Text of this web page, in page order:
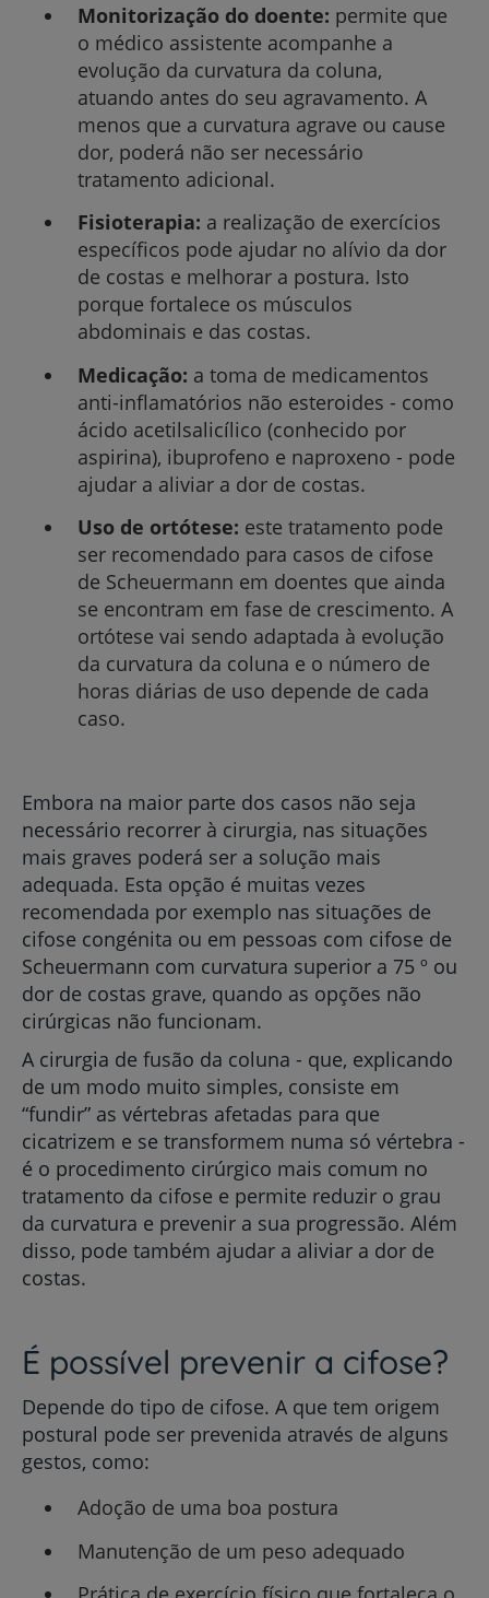
Monitorização do doente: permite que
o médico assistente acompanhe a
evolução da curvatura da coluna,
atuando antes do seu agravamento. A
menos que a curvatura agrave ou cause
dor, poderá não ser necessário
tratamento adicional.
Fisioterapia: a realização de exercícios
específicos pode ajudar no alívio da dor
de costas e melhorar a postura. Isto
porque fortalece os músculos
abdominais e das costas.
Medicação: a toma de medicamentos
anti-inflamatórios não esteroides - como
ácido acetilsalicílico (conhecido por
aspirina), ibuprofeno e naproxeno - pode
ajudar a aliviar a dor de costas.
Uso de ortótese: este tratamento pode
ser recomendado para casos de cifose
de Scheuermann em doentes que ainda
se encontram em fase de crescimento. A
ortótese vai sendo adaptada à evolução
da curvatura da coluna e o número de
horas diárias de uso depende de cada
caso.
Embora na maior parte dos casos não seja
necessário recorrer à cirurgia, nas situações
mais graves poderá ser a solução mais
adequada. Esta opção é muitas vezes
recomendada por exemplo nas situações de
cifose congénita ou em pessoas com cifose de
Scheuermann com curvatura superior a 75 º ou
dor de costas grave, quando as opções não
cirúrgicas não funcionam.
A cirurgia de fusão da coluna - que, explicando
de um modo muito simples, consiste em
“fundir” as vértebras afetadas para que
cicatrizem e se transformem numa só vértebra -
é o procedimento cirúrgico mais comum no
tratamento da cifose e permite reduzir o grau
da curvatura e prevenir a sua progressão. Além
disso, pode também ajudar a aliviar a dor de
costas.
É possível prevenir a cifose?
Depende do tipo de cifose. A que tem origem
postural pode ser prevenida através de alguns
gestos, como:
Adoção de uma boa postura
Manutenção de um peso adequado